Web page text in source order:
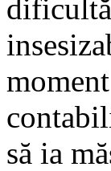
să ia